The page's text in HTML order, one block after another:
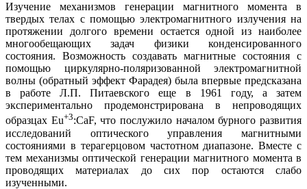
Изучение механизмов генерации магнитного момента в
твердых телах с помощью электромагнитного излучения на
протяжении долгого времени остается одной из наиболее
многообещающих задач физики конденсированного
состояния. Возможность создавать магнитные состояния с
помощью циркулярно-поляризованной электромагнитной
волны (обратный эффект Фарадея) была впервые предсказана
в работе Л.П. Питаевского еще в 1961 году, а затем
экспериментально продемонстрирована в непроводящих
образцах Eu+3:CaF, что послужило началом бурного развития
исследований оптического управления магнитными
состояниями в терагерцовом частотном диапазоне. Вместе с
тем механизмы оптической генерации магнитного момента в
проводящих материалах до сих пор остаются слабо
изученными.